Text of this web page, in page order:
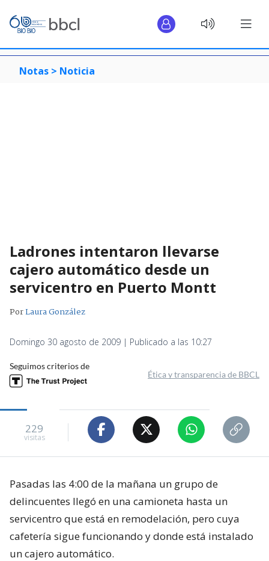
Notas > Noticia
Ladrones intentaron llevarse
cajero automático desde un
servicentro en Puerto Montt
PorLaura González
Domingo 30 agosto de 2009 | Publicado a las 10:27
Seguimos criterios de
Ética y transparencia de BBCL
229
visitas
Pasadas las 4:00 de la mañana un grupo de
delincuentes llegó en una camioneta hasta un
servicentro que está en remodelación, pero cuya
cafetería sigue funcionando y donde está instalado
un cajero automático.